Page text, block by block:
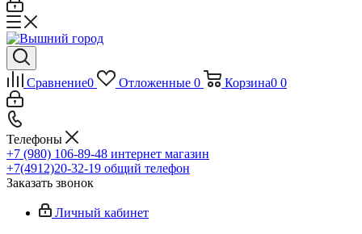
Сравнение0 Отложенные 0 Корзина0 0
Телефоны
+7 (980) 106-89-48 интернет магазин
+7(4912)20-32-19 общий телефон
Заказать звонок
Личный кабинет